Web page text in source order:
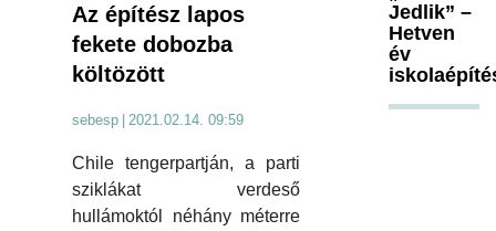
Az építész lapos
fekete dobozba
költözött
sebesp 2021.02.14. 09:59
Chile tengerpartján, a parti
sziklákat verdeső
hullámoktól néhány méterre
Jedlik” –
Hetven
év